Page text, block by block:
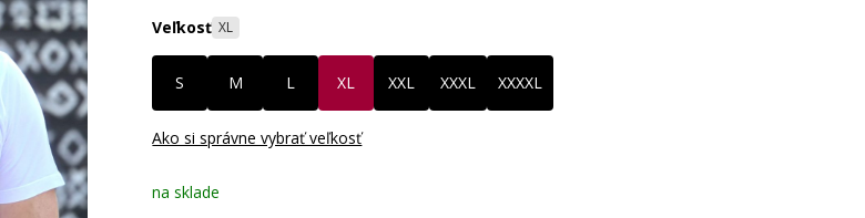
Veľkosť XL
S M L XL XXL XXXL XXXXL
Ako si správne vybrať veľkosť
na sklade